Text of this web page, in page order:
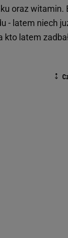
oraz witamin.
- latem niech
kto latem